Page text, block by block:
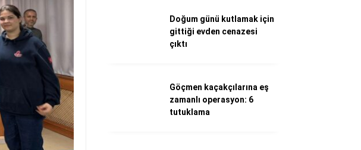
Doğum günü kutlamak için
gittiği evden cenazesi
çıktı
Göçmen kaçakçılarına eş
zamanlı operasyon: 6
tutuklama